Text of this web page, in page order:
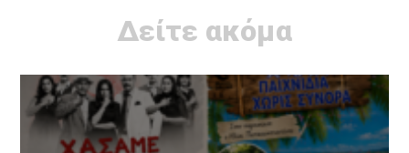
Δείτε ακόμα